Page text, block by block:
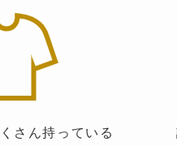
さん持っている